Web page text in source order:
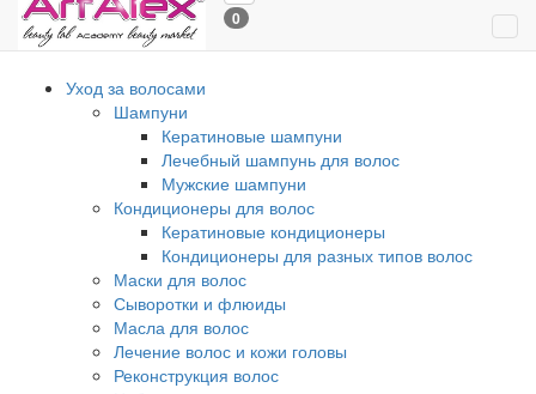
0
Уход за волосами
Шампуни
Кератиновые шампуни
Лечебный шампунь для волос
Мужские шампуни
Кондиционеры для волос
Кератиновые кондиционеры
Кондиционеры для разных типов волос
Маски для волос
Сыворотки и флюиды
Масла для волос
Лечение волос и кожи головы
Реконструкция волос